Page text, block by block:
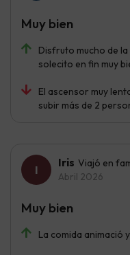
Disfruto mucho de la
solecito en fin muy
El ascensor muy
subir más de 2
Muy bien
Iris Viajó en
Abril 2026
La comida animació
Muy bien